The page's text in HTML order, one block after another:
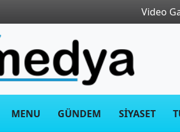
Video
MENU GÜNDEM SİYASET